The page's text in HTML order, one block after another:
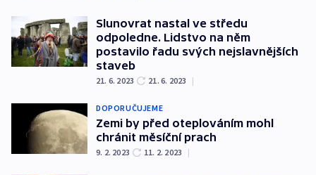
Slunovrat nastal ve středu
odpoledne. Lidstvo na něm
postavilo řadu svých nejslavnějších
staveb
21. 6. 2023 21. 6. 2023 |
DOPORUČUJEME
Zemi by před oteplováním mohl
chránit měsíční prach
9. 2. 2023 11. 2. 2023 |